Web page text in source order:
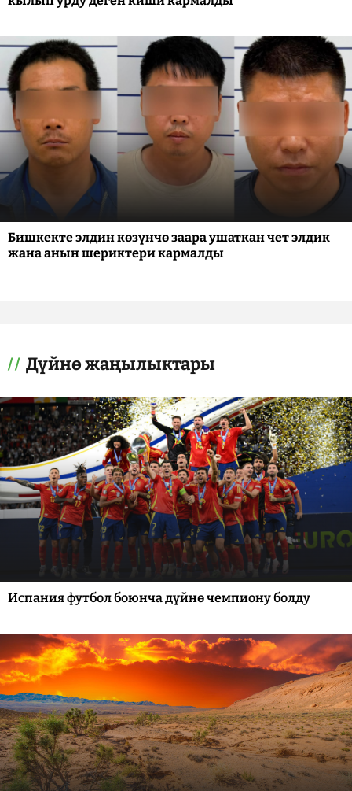
Бишкекте элдин көзүнчө заара ушаткан чет элдик
жана анын шериктери кармалды
Дүйнө жаңылыктары
Испания футбол боюнча дүйнө чемпиону болду